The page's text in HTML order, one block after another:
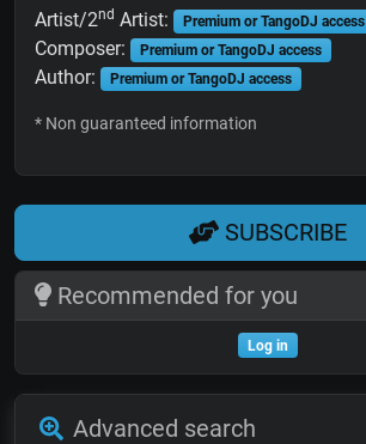
Artist/2nd Artist: Premium or TangoDJ access
Composer: Premium or TangoDJ access
Author: Premium or TangoDJ access
* Non guaranteed information
SUBSCRIBE
Recommended for you
Log in
Advanced search